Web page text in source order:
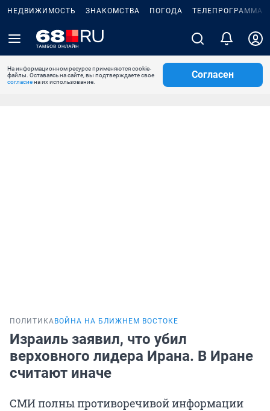
НЕДВИЖИМОСТЬ ЗНАКОМСТВА ПОГОДА ТЕЛЕПРОГРАММА
На информационном ресурсе применяются cookie-
файлы. Оставаясь на сайте, вы подтверждаете свое
согласиена их использование.
Согласен
ПОЛИТИКА ВОЙНА НА БЛИЖНЕМ ВОСТОКЕ
Израиль заявил, что убил
верховного лидера Ирана. В Иране
считают иначе
СМИ полны противоречивой информации